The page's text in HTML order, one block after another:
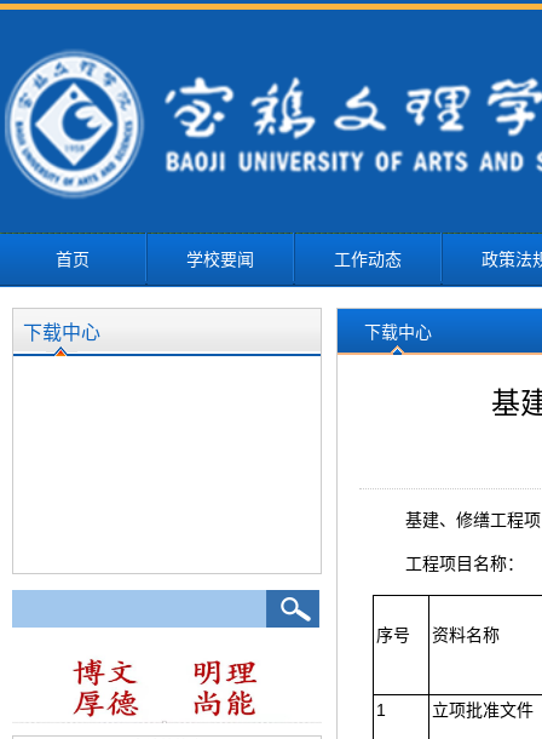
首页 学校要闻 工作动态 政策法
下载中心 下载中心
基
基建、修缮工程
工程项目名称：
序号 资料名称
1 立项批准文件